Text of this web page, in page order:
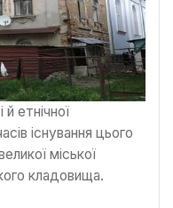
етнічної
існування цього
міської
кладовища.